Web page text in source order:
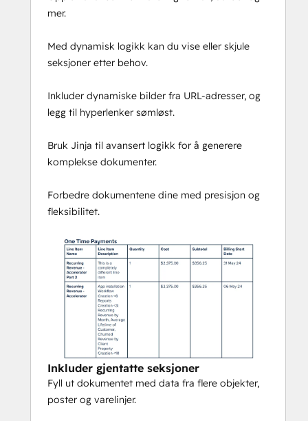
Når du registrerer deg for Integration Glue,
Workflow- og
dataproduktivitetshandlinger, for
transaksjons-e-poster med vedlegg ved
hjelp av Mailgun, sende dokumenter for
(inkludert tilknyttede poster), hente
bruker-/eierinformasjon og legge til i en
Kom i gang med vår gratis plan - ingen
som helst
Integration Glue-priser er basert på
utnyttelse, slik at du kan bruke alle appene
våre sammen under en enkelt lisens, og du
vil bare bli belastet for de totale kredittene
du bruker per måned.
Integration Glue lagrer ingen data eller filer
når du bruker denne appen; den leser og
mer.
Med dynamisk logikk kan du vise eller skjule
seksjoner etter behov.
Inkluder dynamiske bilder fra URL-adresser, og
legg til hyperlenker sømløst.
Bruk Jinja til avansert logikk for å generere
komplekse dokumenter.
Forbedre dokumentene dine med presisjon og
fleksibilitet.
Inkluder gjentatte seksjoner
Fyll ut dokumentet med data fra flere objekter,
poster og varelinjer.